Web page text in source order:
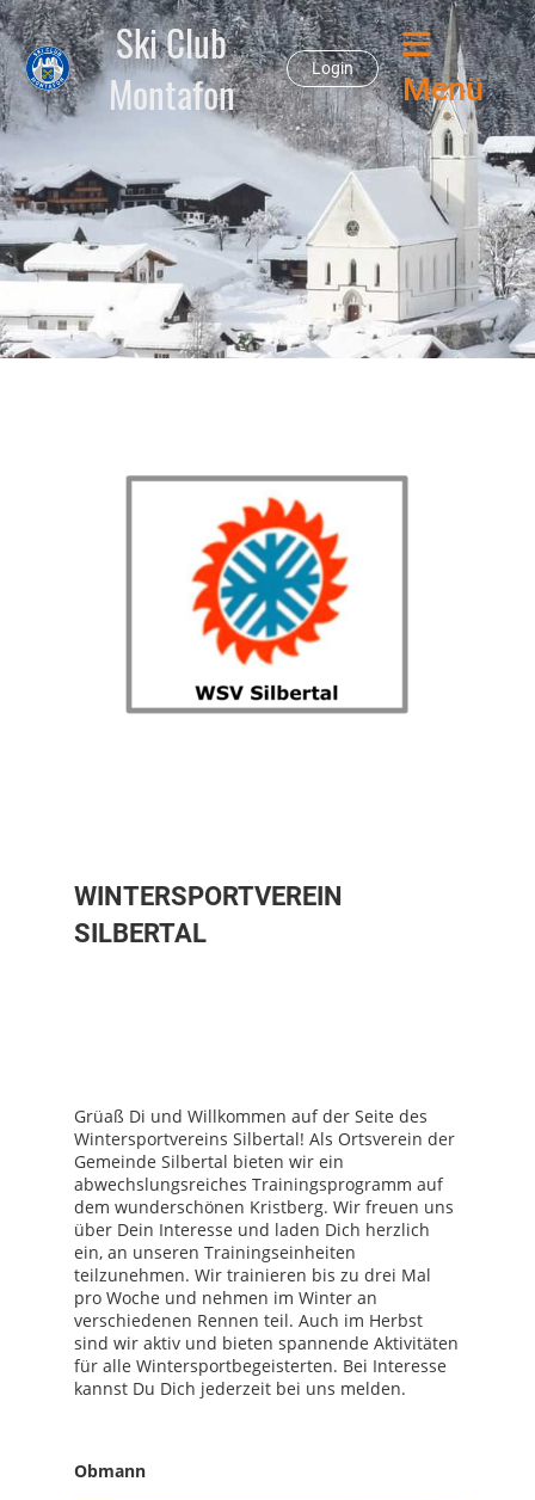
Ski Club
Montafon
Login
Menü
WINTERSPORTVEREIN
SILBERTAL
Grüaß Di und Willkommen auf der Seite des
Wintersportvereins Silbertal! Als Ortsverein der
Gemeinde Silbertal bieten wir ein
abwechslungsreiches Trainingsprogramm auf
dem wunderschönen Kristberg. Wir freuen uns
über Dein Interesse und laden Dich herzlich
ein, an unseren Trainingseinheiten
teilzunehmen. Wir trainieren bis zu drei Mal
pro Woche und nehmen im Winter an
verschiedenen Rennen teil. Auch im Herbst
sind wir aktiv und bieten spannende Aktivitäten
für alle Wintersportbegeisterten. Bei Interesse
kannst Du Dich jederzeit bei uns melden.
Obmann